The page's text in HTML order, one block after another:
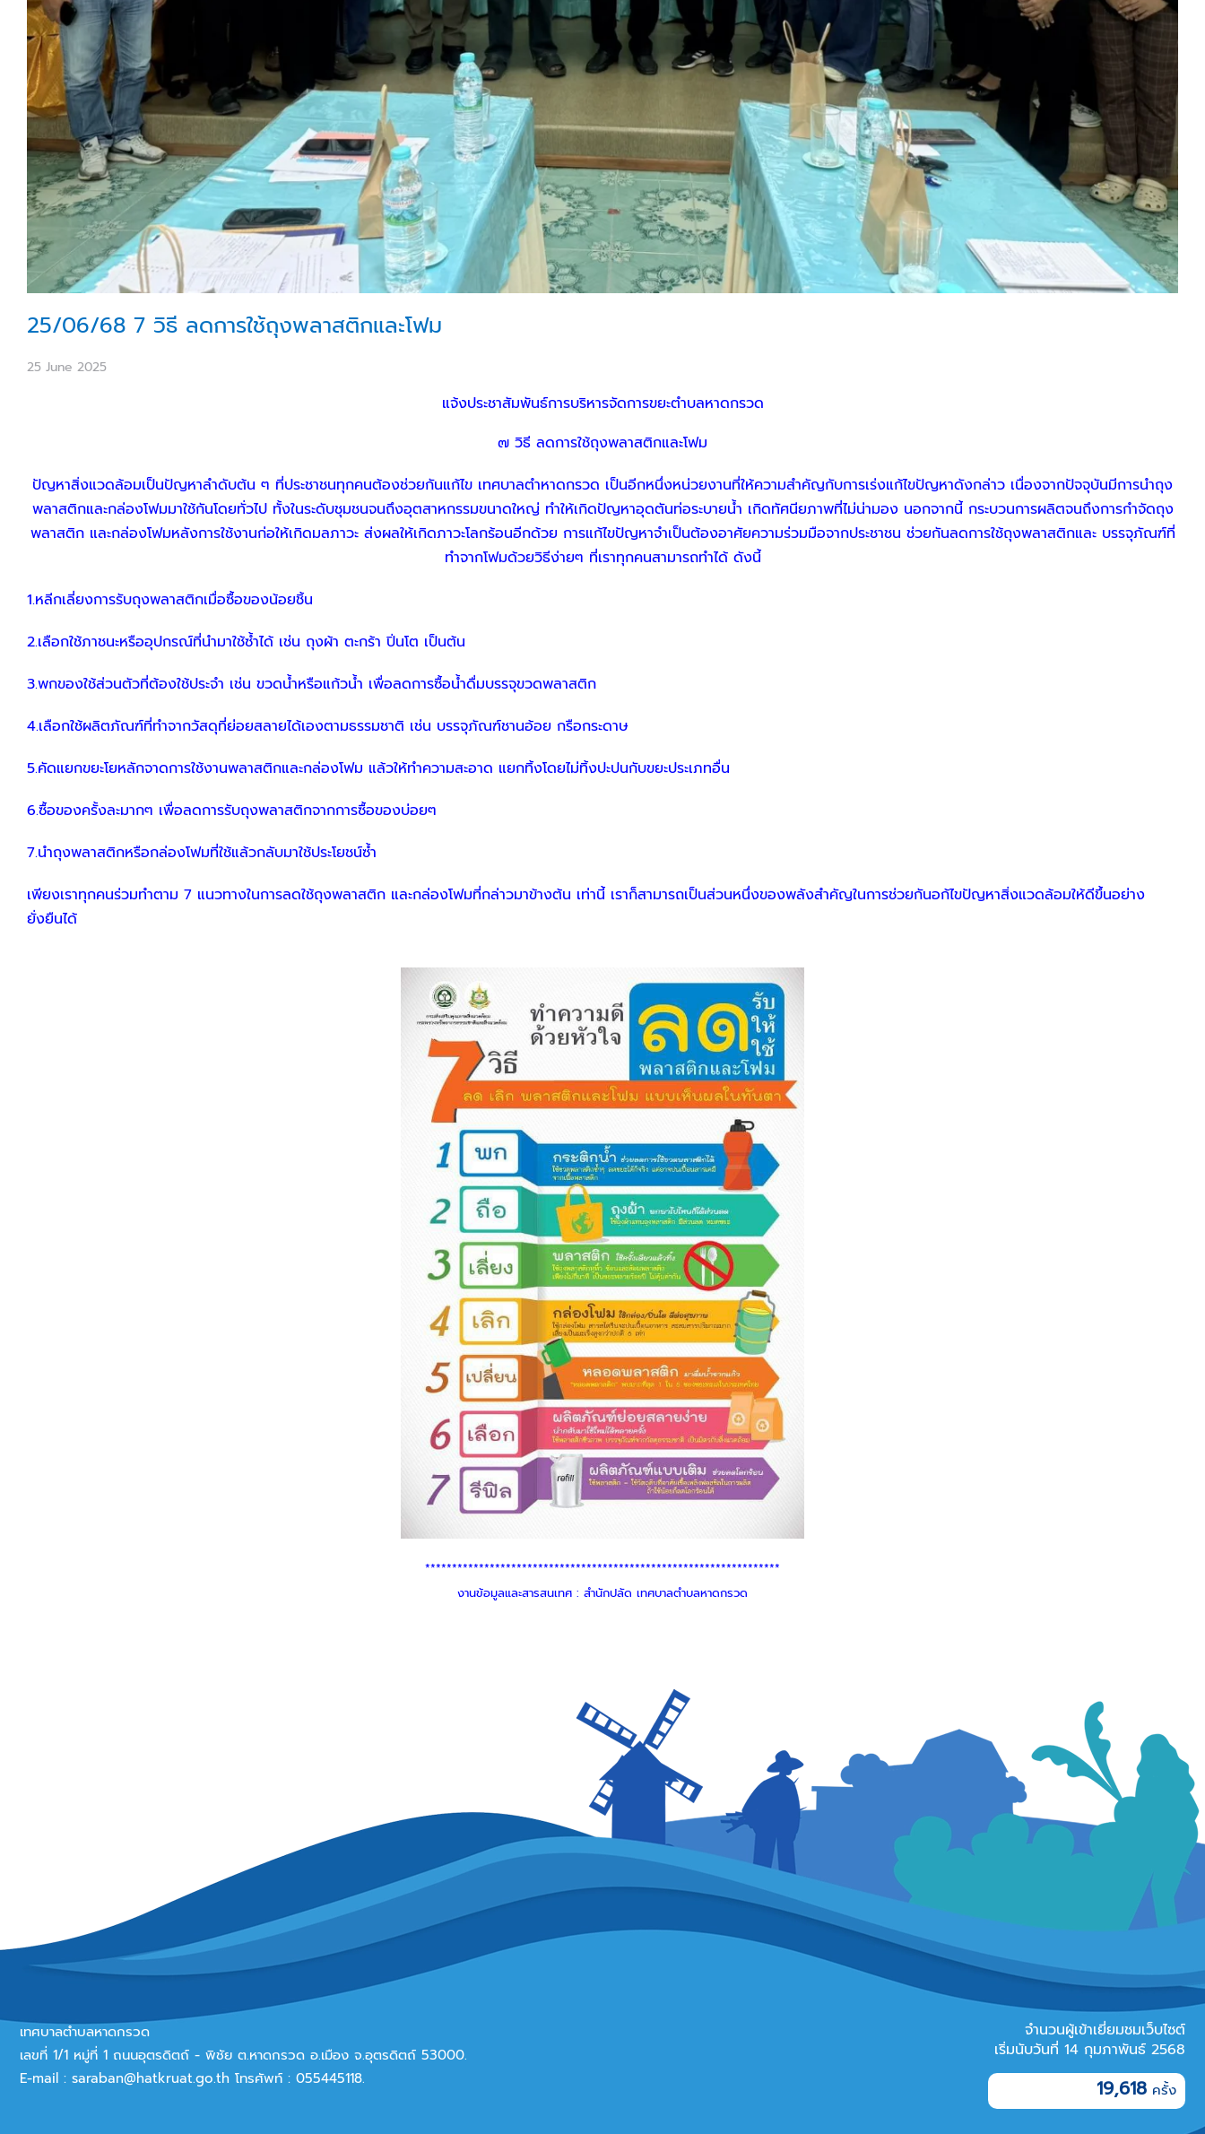
25/06/68 7 วิธี ลดการใช้ถุงพลาสติกและโฟม
25 June 2025
แจ้งประชาสัมพันธ์การบริหารจัดการขยะตำบลหาดกรวด
๗ วิธี ลดการใช้ถุงพลาสติกและโฟม
ปัญหาสิ่งแวดล้อมเป็นปัญหาลำดับต้น ๆ ที่ประชาชนทุกคนต้องช่วยกันแก้ไข เทศบาลตำหาดกรวด เป็นอีกหนึ่งหน่วยงานที่ให้ความสำคัญกับการเร่งแก้ไขปัญหาดังกล่าว เนื่องจากปัจจุบันมีการนำถุง
พลาสติกและกล่องโฟมมาใช้กันโดยทั่วไป ทั้งในระดับชุมชนจนถึงอุตสาหกรรมขนาดใหญ่ ทำให้เกิดปัญหาอุดตันท่อระบายน้ำ เกิดทัศนียภาพที่ไม่น่ามอง นอกจากนี้ กระบวนการผลิตจนถึงการกำจัดถุง
พลาสติก และกล่องโฟมหลังการใช้งานก่อให้เกิดมลภาวะ ส่งผลให้เกิดภาวะโลกร้อนอีกด้วย การแก้ไขปัญหาจำเป็นต้องอาศัยความร่วมมือจากประชาชน ช่วยกันลดการใช้ถุงพลาสติกและ บรรจุภัณฑ์ที่
ทำจากโฟมด้วยวิธีง่ายๆ ที่เราทุกคนสามารถทำได้ ดังนี้
1.หลีกเลี่ยงการรับถุงพลาสติกเมื่อซื้อของน้อยชิ้น
2.เลือกใช้ภาชนะหรืออุปกรณ์ที่นำมาใช้ซ้ำได้ เช่น ถุงผ้า ตะกร้า ปิ่นโต เป็นต้น
3.พกของใช้ส่วนตัวที่ต้องใช้ประจำ เช่น ขวดน้ำหรือแก้วน้ำ เพื่อลดการซื้อน้ำดื่มบรรจุขวดพลาสติก
4.เลือกใช้ผลิตภัณฑ์ที่ทำจากวัสดุที่ย่อยสลายได้เองตามธรรมชาติ เช่น บรรจุภัณฑ์ชานอ้อย กรือกระดาษ
5.คัดแยกขยะโยหลักจาดการใช้งานพลาสติกและกล่องโฟม แล้วให้ทำความสะอาด แยกทิ้งโดยไม่ทิ้งปะปนกับขยะประเภทอื่น
6.ซื้อของครั้งละมากๆ เพื่อลดการรับถุงพลาสติกจากการซื้อของบ่อยๆ
7.นำถุงพลาสติกหรือกล่องโฟมที่ใช้แล้วกลับมาใช้ประโยชน์ซ้ำ
เพียงเราทุกคนร่วมทำตาม 7 แนวทางในการลดใช้ถุงพลาสติก และกล่องโฟมที่กล่าวมาข้างต้น เท่านี้ เราก็สามารถเป็นส่วนหนึ่งของพลังสำคัญในการช่วยกันอก้ไขปัญหาสิ่งแวดล้อมให้ดีขึ้นอย่าง
ยั่งยืนได้
******************************************************************
งานข้อมูลและสารสนเทศ : สำนักปลัด เทศบาลตำบลหาดกรวด
เทศบาลตำบลหาดกรวด
เลขที่ 1/1 หมู่ที่ 1 ถนนอุตรดิตถ์ - พิชัย ต.หาดกรวด อ.เมือง จ.อุตรดิตถ์ 53000.
E-mail : saraban@hatkruat.go.th โทรศัพท์ : 055445118.
จำนวนผู้เข้าเยี่ยมชมเว็บไซต์
เริ่มนับวันที่ 14 กุมภาพันธ์ 2568
19,618